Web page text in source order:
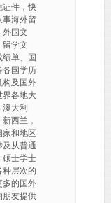
证件，快
事海外留
外国文
留学文
单、国
各国学历
构及国外
界各地大
大利
西兰，
家和地区
及从普通
硕士学士
种层次的
多的国外
朋友提供